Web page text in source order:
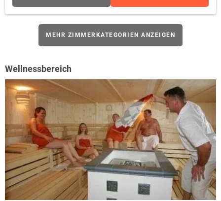
MEHR ZIMMERKATEGORIEN ANZEIGEN
Wellnessbereich